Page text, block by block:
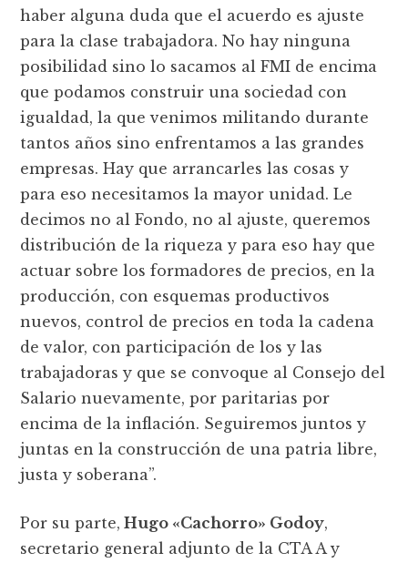
haber alguna duda que el acuerdo es ajuste
para la clase trabajadora. No hay ninguna
posibilidad sino lo sacamos al FMI de encima
que podamos construir una sociedad con
igualdad, la que venimos militando durante
tantos años sino enfrentamos a las grandes
empresas. Hay que arrancarles las cosas y
para eso necesitamos la mayor unidad. Le
decimos no al Fondo, no al ajuste, queremos
distribución de la riqueza y para eso hay que
actuar sobre los formadores de precios, en la
producción, con esquemas productivos
nuevos, control de precios en toda la cadena
de valor, con participación de los y las
trabajadoras y que se convoque al Consejo del
Salario nuevamente, por paritarias por
encima de la inflación. Seguiremos juntos y
juntas en la construcción de una patria libre,
justa y soberana”.
Por su parte, Hugo «Cachorro» Godoy,
secretario general adjunto de la CTA A y